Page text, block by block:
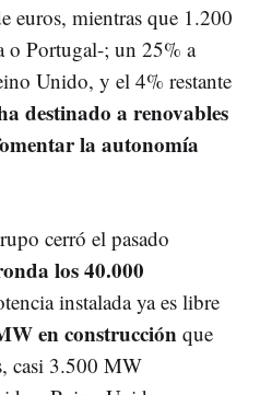
euros, mientras que 1.200
o Portugal-; un 25% a
Unido, y el 4% restante
destinado a renovables
la autonomía
cerró el pasado
los 40.000
instalada ya es libre
en construcción que
casi 3.500 MW